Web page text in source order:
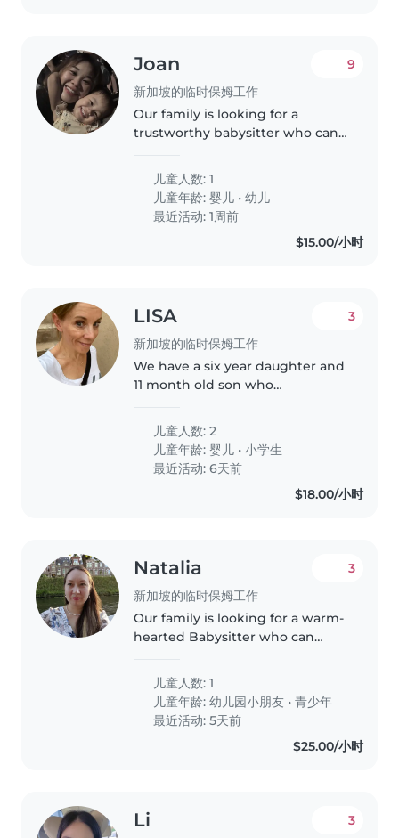
Joan
新加坡的临时保姆工作
9
Our family is looking for a
trustworthy babysitter who can
daughter .We need a babysitter
who is comfortable with taking
baby. Feeding, playing, bathing,..
儿童人数: 1
儿童年龄:婴儿 •幼儿
最近活动: 1周前
$15.00/小时
LISA
新加坡的临时保姆工作
3
We have a six year daughter and
11 month old son who
Both children are used to having
babysitters and our daughter
gets excited every time we tell
her..
儿童人数: 2
儿童年龄:婴儿 •小学生
最近活动: 6天前
$18.00/小时
Natalia
新加坡的临时保姆工作
3
Our family is looking for a warm-
hearted Babysitter who can
Comfort with light housework
and meal preparation will make
our day smoother. English &..
儿童人数: 1
儿童年龄:幼儿园小朋友 •青少年
最近活动: 5天前
$25.00/小时
Li 3